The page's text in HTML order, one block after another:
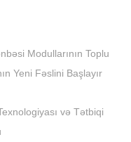
Modullarının Toplu
Yeni Fəslini Başlayır
və Tətbiqi